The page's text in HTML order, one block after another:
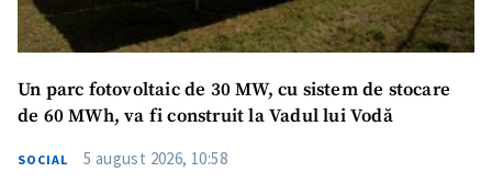
Un parc fotovoltaic de 30 MW, cu sistem de stocare
de 60 MWh, va fi construit la Vadul lui Vodă
SOCIAL 5 august 2026, 10:58